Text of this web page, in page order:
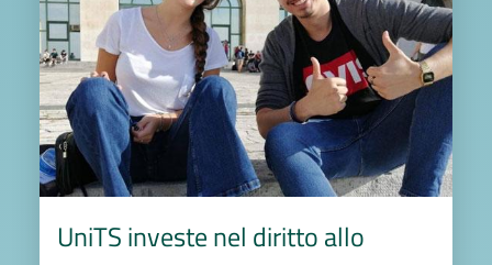
UniTS investe nel diritto allo